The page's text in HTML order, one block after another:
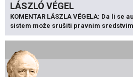
LÁSZLÓ VÉGEL
KOMENTAR LÁSZLA VÉGELA: Da li se
sistem može srušiti pravnim